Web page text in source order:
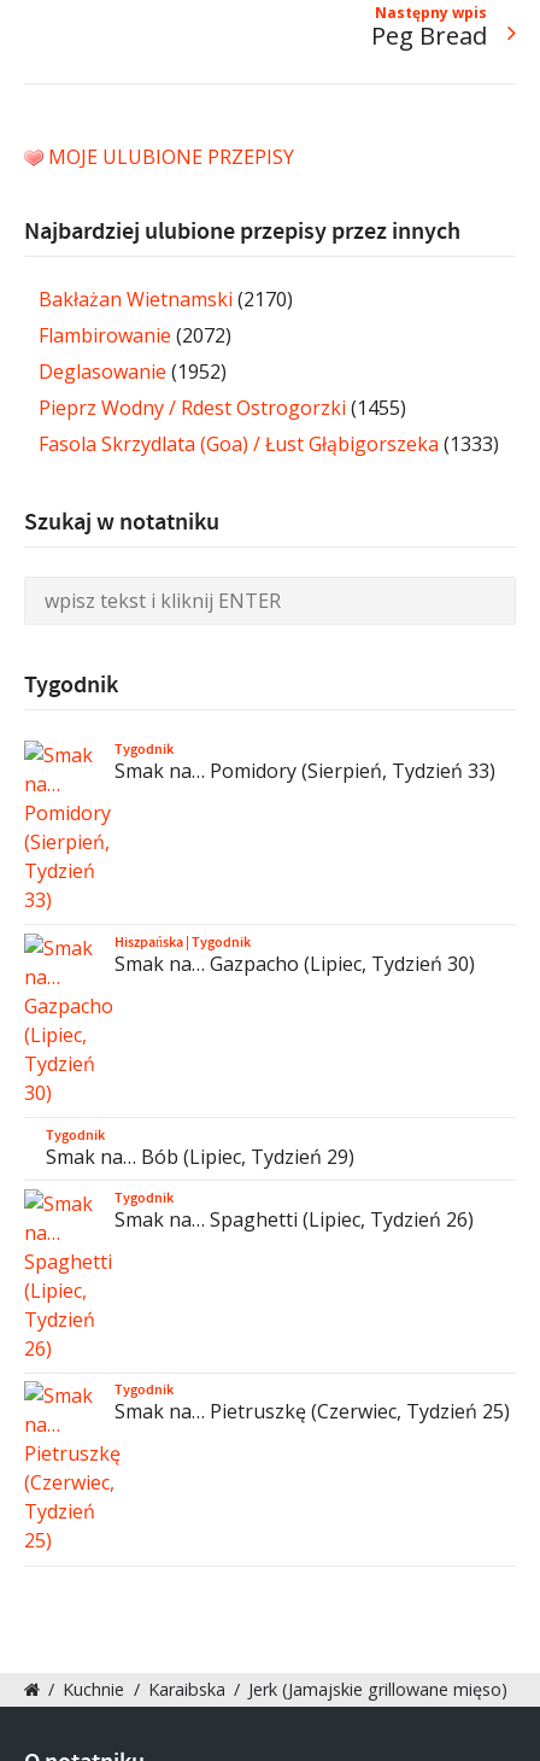
Następny wpis
Peg Bread
MOJE ULUBIONE PRZEPISY
Najbardziej ulubione przepisy przez innych
Bakłażan Wietnamski (2170)
Flambirowanie (2072)
Deglasowanie (1952)
Pieprz Wodny / Rdest Ostrogorzki (1455)
Fasola Skrzydlata (Goa) / Łust Głąbigorszeka (1333)
Szukaj w notatniku
Tygodnik
Tygodnik
Smak na… Pomidory (Sierpień, Tydzień 33)
Hiszpańska|Tygodnik
Smak na… Gazpacho (Lipiec, Tydzień 30)
Tygodnik
Smak na… Bób (Lipiec, Tydzień 29)
Tygodnik
Smak na… Spaghetti (Lipiec, Tydzień 26)
Tygodnik
Smak na… Pietruszkę (Czerwiec, Tydzień 25)
/ Kuchnie / Karaibska / Jerk (Jamajskie grillowane mięso)